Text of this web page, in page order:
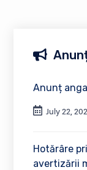
Anunț
July 22,
Hotărâre
avertizării